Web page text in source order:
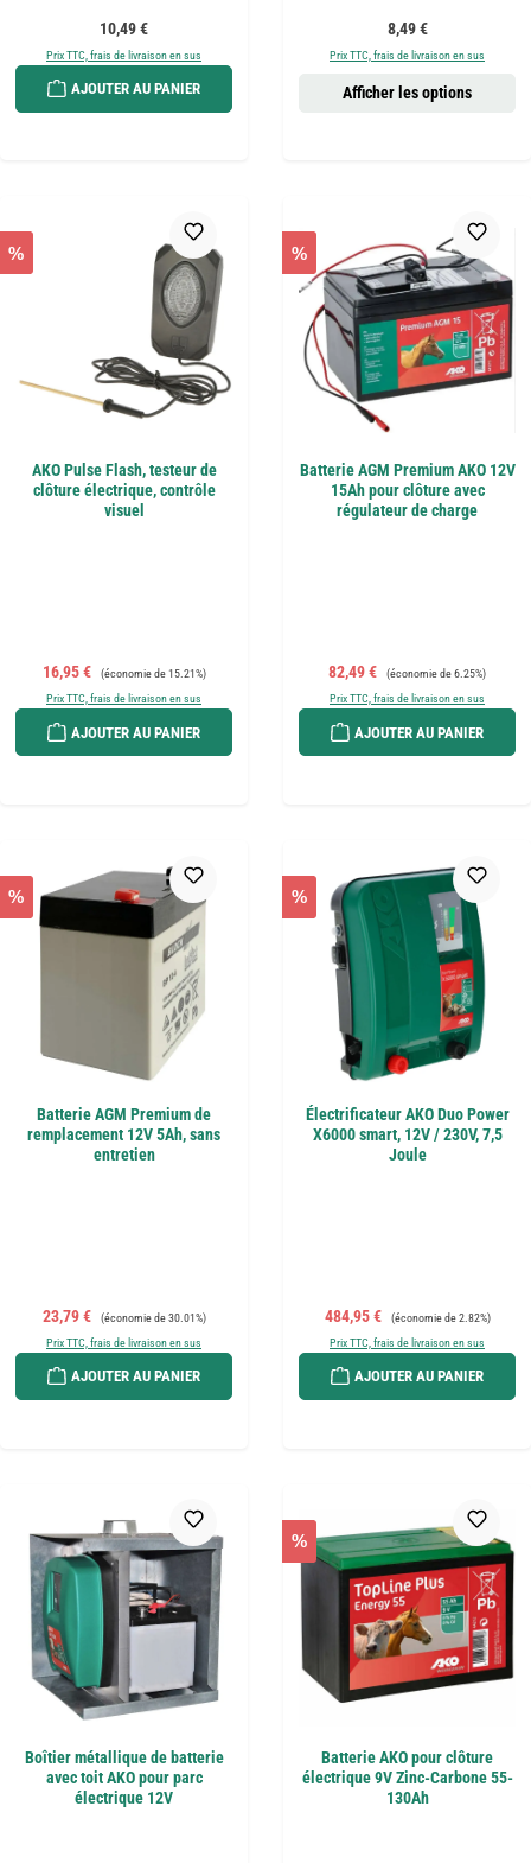
Prix régulier :
10,49 €
Prix TTC, frais de livraison en sus
AJOUTER AU PANIER
Prix régulier :
8,49 €
Prix TTC, frais de livraison en sus
Afficher les options
%
AKO Pulse Flash, testeur de
clôture électrique, contrôle
visuel
Prix de vente :
16,95 € Prix régulier :
(économie de 15.21%)
Prix TTC, frais de livraison en sus
AJOUTER AU PANIER
%
Batterie AGM Premium AKO 12V
15Ah pour clôture avec
régulateur de charge
Prix de vente :
82,49 € Prix régulier :
(économie de 6.25%)
Prix TTC, frais de livraison en sus
AJOUTER AU PANIER
%
Batterie AGM Premium de
remplacement 12V 5Ah, sans
entretien
Prix de vente :
23,79 € Prix régulier :
(économie de 30.01%)
Prix TTC, frais de livraison en sus
AJOUTER AU PANIER
%
Électrificateur AKO Duo Power
X6000 smart, 12V / 230V, 7,5
Joule
Prix de vente :
484,95 € Prix régulier :
(économie de 2.82%)
Prix TTC, frais de livraison en sus
AJOUTER AU PANIER
Boîtier métallique de batterie
avec toit AKO pour parc
électrique 12V
%
Batterie AKO pour clôture
électrique 9V Zinc-Carbone 55-
130Ah